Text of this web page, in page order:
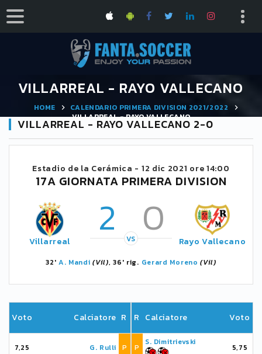
VILLARREAL - RAYO VALLECANO
HOME
CALENDARIO PRIMERA DIVISION 2021/2022
VILLARREAL - RAYO VALLECANO
VILLARREAL - RAYO VALLECANO 2-0
Estadio de la Cerámica - 12 dic 2021 ore 14:00
17A GIORNATA PRIMERA DIVISION
Villarreal 2 0
VS Rayo Vallecano
32' A. Mandi (Vil), 36' rig. Gerard Moreno (Vil)
Voto Calciatore R
7,25 G. Rulli P
R Calciatore Voto
P
S. Dimitrievski
5,75